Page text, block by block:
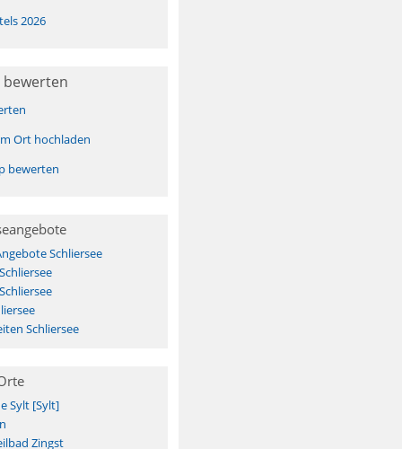
2026
Ort hochladen
bewerten
Schliersee
Schliersee
Sylt [Sylt]
Zingst